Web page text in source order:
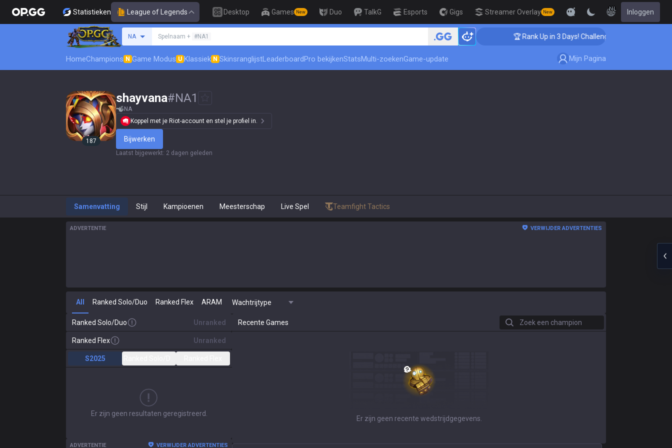
Statistieken League of Legends Desktop Games New Duo TalkG Esports Gigs Streamer Overlay New
NL Inloggen
NA
Zoek een summoner
Spelnaam + #NA1 🏆 Rank Up in 3 Days! Challenger Coaching
HomeChampions N Game Modus U Klassiek N SkinsranglijstLeaderboardPro bekijkenStatsMulti-zoekenGame-update Mijn Pagina
187
shayvana#NA1
NA
Koppel met je Riot-account en stel je profiel in.
Bijwerken
Laatst bijgewerkt: 2 dagen geleden
Samenvatting Stijl Kampioenen Meesterschap Live Spel Teamfight Tactics
ADVERTENTIE VERWIJDER ADVERTENTIES
All Ranked Solo/Duo Ranked Flex ARAM Wachtrijtype
Ranked Solo/Duo Unranked
Ranked Flex Unranked
S2025
Er zijn geen resultaten geregistreerd.
ADVERTENTIE VERWIJDER ADVERTENTIES
Recente Games Zoek een champion
Er zijn geen recente wedstrijdgegevens.